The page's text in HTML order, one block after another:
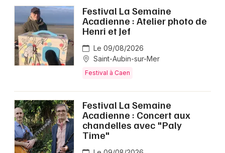
Festival La Semaine
Acadienne : Atelier photo de
Henri et Jef
Le 09/08/2026
Saint-Aubin-sur-Mer
Festival à Caen
Festival La Semaine
Acadienne : Concert aux
chandelles avec "Paly
Time"